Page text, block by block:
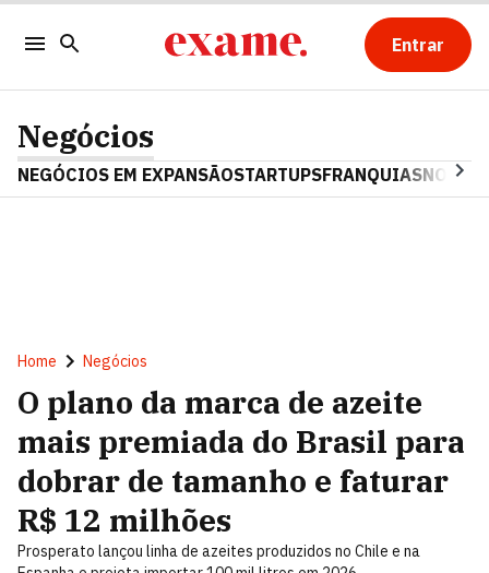
Entrar
Negócios
NEGÓCIOS EM EXPANSÃOSTARTUPSFRANQUIAS
Home Negócios
O plano da marca de azeite
mais premiada do Brasil para
dobrar de tamanho e faturar
R$ 12 milhões
Prosperato lançou linha de azeites produzidos no Chile e na